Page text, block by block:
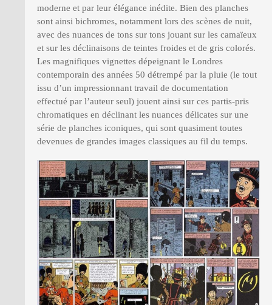
moderne et par leur élégance inédite. Bien des planches
sont ainsi bichromes, notamment lors des scènes de nuit,
avec des nuances de tons sur tons jouant sur les camaïeux
et sur les déclinaisons de teintes froides et de gris colorés.
Les magnifiques vignettes dépeignant le Londres
contemporain des années 50 détrempé par la pluie (le tout
issu d’un impressionnant travail de documentation
effectué par l’auteur seul) jouent ainsi sur ces partis-pris
chromatiques en déclinant les nuances délicates sur une
série de planches iconiques, qui sont quasiment toutes
devenues de grandes images classiques au fil du temps.